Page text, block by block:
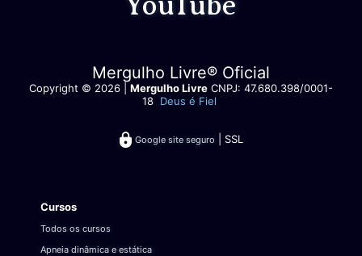
Mergulho Livre® Oficial
Copyright © 2026 | Mergulho Livre CNPJ: 47.680.398/0001-
18 Deus é Fiel
Google site seguro | SSL
Cursos
Todos os cursos
Apneia dinâmica e estática